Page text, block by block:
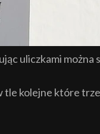
uliczkami można
tle kolejne które